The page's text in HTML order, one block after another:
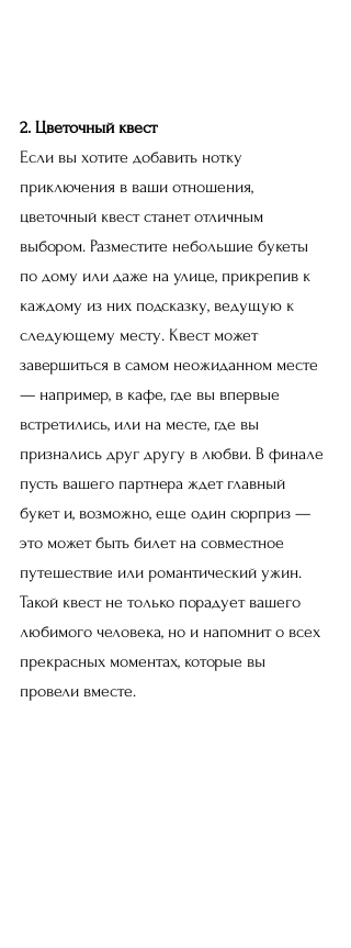
2. Цветочный квест
Если вы хотите добавить нотку
приключения в ваши отношения,
цветочный квест станет отличным
выбором. Разместите небольшие букеты
по дому или даже на улице, прикрепив к
каждому из них подсказку, ведущую к
следующему месту. Квест может
завершиться в самом неожиданном месте
— например, в кафе, где вы впервые
встретились, или на месте, где вы
признались друг другу в любви. В финале
пусть вашего партнера ждет главный
букет и, возможно, еще один сюрприз —
это может быть билет на совместное
путешествие или романтический ужин.
Такой квест не только порадует вашего
любимого человека, но и напомнит о всех
прекрасных моментах, которые вы
провели вместе.